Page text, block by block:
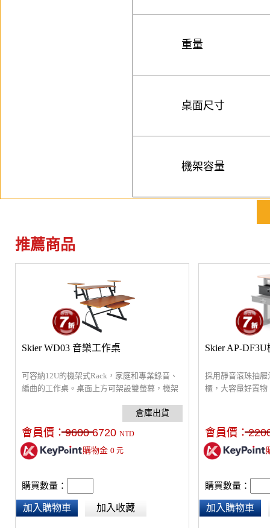
重量
桌面尺寸
機架容量
推薦商品
Skier WD03 音樂工作桌
可容納12U的機架式Rack，家庭和專業錄音、
編曲的工作桌。桌面上方可架設雙螢幕，機架
光調色台、視訊剪輯設備。​桌面、鍵盤抽屜都
可調節高度。工作時可以直視前方，符合人體
工學，長時間工作也不易疲憊。
會員價：9600 6720 NTD
購物金 0元
購買數量：
加入購物車 加入收藏
Skier AP-
採用靜音滾珠抽
櫃，大容量好置
會員價：
購買數量：
加入購物車